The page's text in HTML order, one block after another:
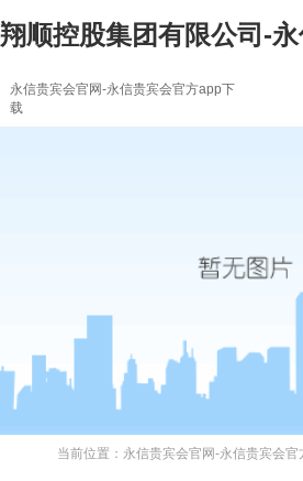
翔顺控股集团有限公司-
永信贵宾会官网-永信贵宾会官方app下
载
当前位置： 永信贵宾会官网-永信贵宾会